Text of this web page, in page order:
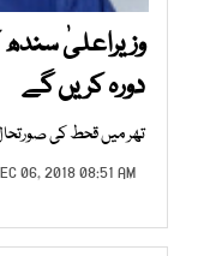
وزیراعلیٰ سندھ
دورہ کریں گے
تھر میں قحط کی
06, 2018 08:51 AM |